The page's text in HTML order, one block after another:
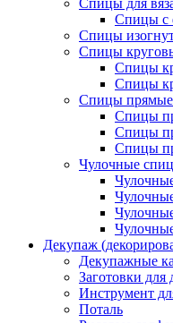
Спицы для
Спицы с
Спицы
Спицы
Спицы
Спицы
Спицы прямые
Спицы
Спицы
Спицы
Чулочные
Декупаж
Декупажные
Заготовки для
Инструмент
Поталь